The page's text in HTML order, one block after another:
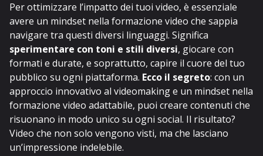
Per ottimizzare l’impatto dei tuoi video, è essenziale
avere un mindset nella formazione video che sappia
navigare tra questi diversi linguaggi. Significa
sperimentare con toni e stili diversi, giocare con
formati e durate, e soprattutto, capire il cuore del tuo
pubblico su ogni piattaforma. Ecco il segreto: con un
approccio innovativo al videomaking e un mindset nella
formazione video adattabile, puoi creare contenuti che
risuonano in modo unico su ogni social. Il risultato?
Video che non solo vengono visti, ma che lasciano
un’impressione indelebile.